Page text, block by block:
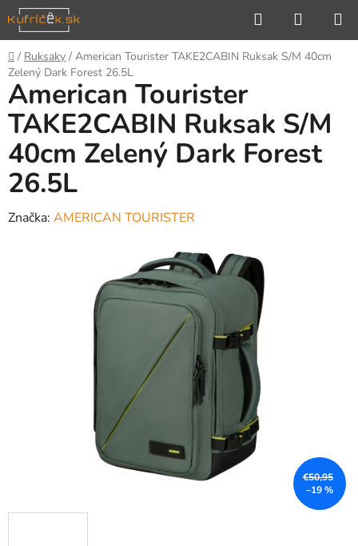
Prejsť
na
obsah
Hľadať
KOŠÍK
Domov
/ Ruksaky / American Tourister TAKE2CABIN Ruksak S/M 40cm
Zelený Dark Forest 26.5L
American Tourister
TAKE2CABIN Ruksak S/M
40cm Zelený Dark Forest
26.5L
Značka: AMERICAN TOURISTER
€50,95
–19 %